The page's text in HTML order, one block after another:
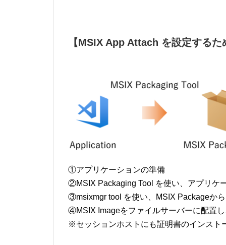
【MSIX App Attach を設定するた
①アプリケーションの準備
②MSIX Packaging Tool を使い、アプリケ
③msixmgr tool を使い、MSIX Packageか
④MSIX Imageをファイルサーバーに配置
※セッションホストにも証明書のインスト